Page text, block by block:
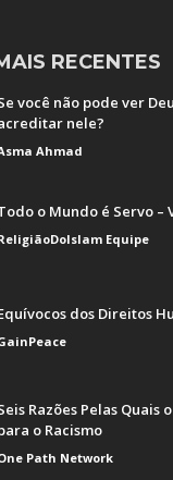
RECENTES
você não pode ver
nele?
Ahmad
o Mundo é Servo –
Equipe
dos Direitos
Razões Pelas Quais
o Racismo
Path Network